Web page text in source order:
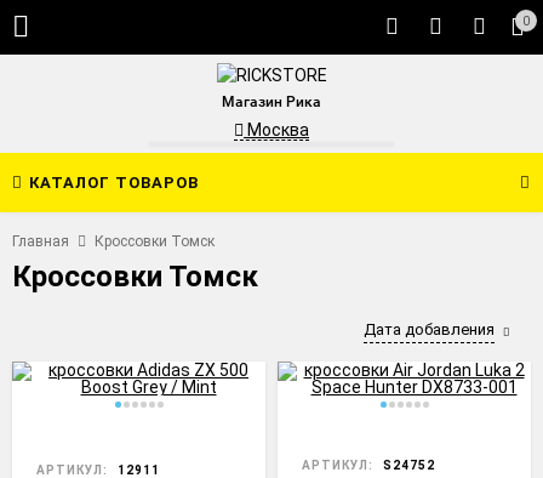
0
Магазин Рика
Москва
КАТАЛОГ ТОВАРОВ
Главная Кроссовки Томск
Кроссовки Томск
Дата добавления
АРТИКУЛ: 12911 АРТИКУЛ: S24752